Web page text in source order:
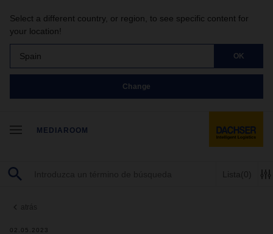
Select a different country, or region, to see specific content for
your location!
Spain OK
Change
MEDIAROOM
Lista (0)
atrás
02.05.2023